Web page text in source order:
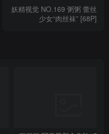
妖精视觉 NO.169 粥粥 蕾丝
少女“肉丝袜” [68P]